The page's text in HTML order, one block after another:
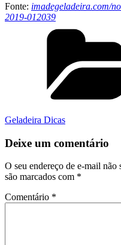
Fonte: imadegeladeira.com/
2019-012039
Geladeira Dicas
Deixe um comentário
O seu endereço de e-mail não
são marcados com *
Comentário *